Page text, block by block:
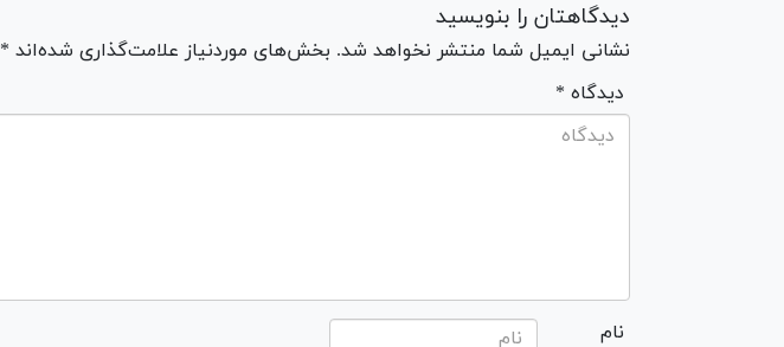
دیدگاهتان را بنویسید
نشانی ایمیل شما منتشر نخواهد شد. بخش‌های موردنیاز علامت‌گذاری شده‌اند *
* دیدگاه
نام